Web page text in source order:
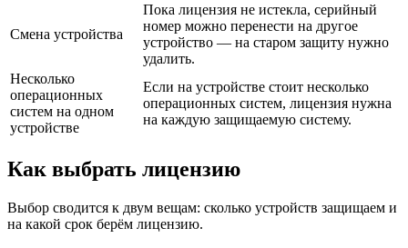
Смена устройства
Пока лицензия не истекла, серийный
номер можно перенести на другое
устройство — на старом защиту нужно
удалить.
Несколько
операционных
систем на одном
устройстве
Если на устройстве стоит несколько
операционных систем, лицензия нужна
на каждую защищаемую систему.
Как выбрать лицензию
Выбор сводится к двум вещам: сколько устройств защищаем и
на какой срок берём лицензию.